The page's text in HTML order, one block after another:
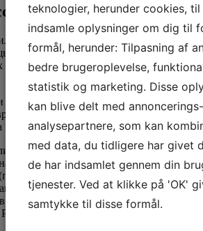
боеприпасы
некоторые структурные
поддержку, еду и
ни одежды, ни детских вещей,
в период бедствий слуги часто
большинством, но в деревнях
страны. Далек от
к зоне интенсивных боевых
на ликвидацию
кроме Биробиджана),
вводить квоты и другие
привело в 1931–33 годах к массовому
и поддержал Украину.
teknologier, herunder cookies, til
indsamle oplysninger om dig til
formål, herunder: Tilpasning af
bedre brugeroplevelse,
statistik og marketing. Disse
kan blive delt med
analysepartnere, som kan
med data, du tidligere har givet
de har indsamlet gennem din
tjenester. Ved at klikke på 'OK'
samtykke til disse formål.